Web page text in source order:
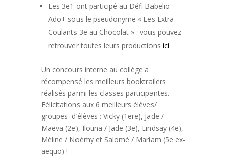
Les 3e1 ont participé au Défi Babelio
Ado+ sous le pseudonyme « Les Extra
Coulants 3e au Chocolat » : vous pouvez
retrouver toutes leurs productions ici
Un concours interne au collège a
récompensé les meilleurs booktrailers
réalisés parmi les classes participantes.
Félicitations aux 6 meilleurs élèves/
groupes d’élèves : Vicky (1ere), Jade /
Maeva (2e), Ilouna / Jade (3e), Lindsay (4e),
Méline / Noémy et Salomé / Mariam (5e ex-
aequo) !